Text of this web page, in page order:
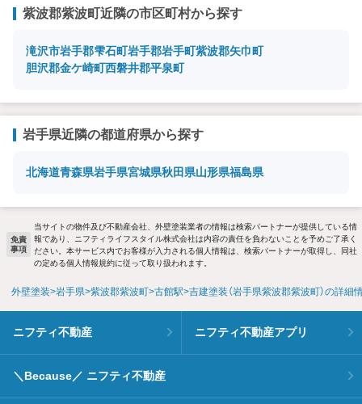
紫波郡紫波町近隣の市区町村から探す
滝沢市岩手郡雫石町岩手郡岩手町紫波郡矢巾町
胆沢郡金ケ崎町西磐井郡平泉町
岩手県近隣の都道府県から探す
北海道青森県岩手県宮城県秋田県山形県福島県
免責
事項
当サイトの物件及び不動産会社、外壁塗装業者の情報は検索パートナーが提供している情
報であり、ニフティライフスタイル株式会社は内容の責任を負わないことを予めご了承く
ださい。本サービス内でお客様が入力される個人情報は、検索パートナーが取得し、同社
の定める個人情報規約に従って取り扱われます。
外壁塗装 岩手県 紫波郡紫波町 古館駅 吉建塗装（岩手県紫波郡紫波町）の詳細
ニフティ不動産 ニフティ不動産アプリ
＼Because／ ニフティ不動産